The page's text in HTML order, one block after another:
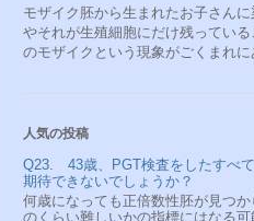
モザイク胚から生まれたお子さん
やそれが生殖細胞にだけ残ってい
のモザイクという現象がごくまれ
人気の投稿
Q23. 43歳、PGT検査をしたすべ
期待できないでしょうか？
何歳になっても正倍数性胚が見つ
のくらい難しいかの指標にはなる